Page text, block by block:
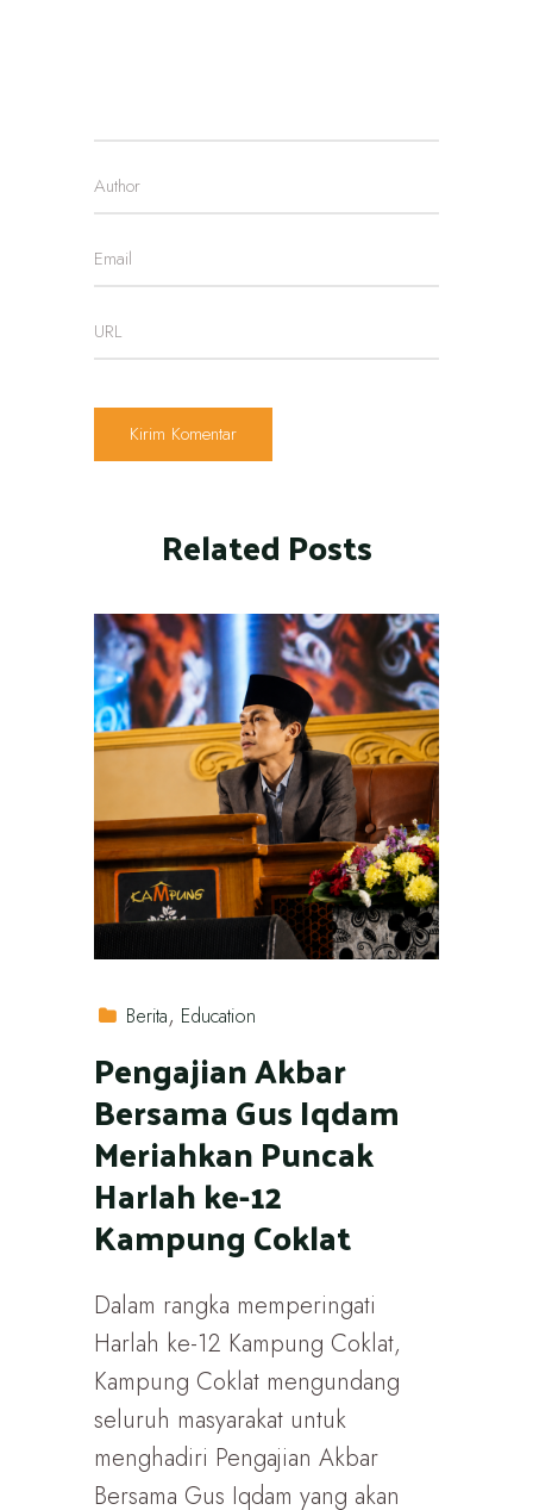
Related Posts
Berita Education
Pengajian Akbar
Bersama Gus Iqdam
Meriahkan Puncak
Harlah ke-12
Kampung Coklat
Dalam rangka memperingati
Harlah ke-12 Kampung Coklat,
Kampung Coklat mengundang
seluruh masyarakat untuk
menghadiri Pengajian Akbar
Bersama Gus Iqdam yang akan